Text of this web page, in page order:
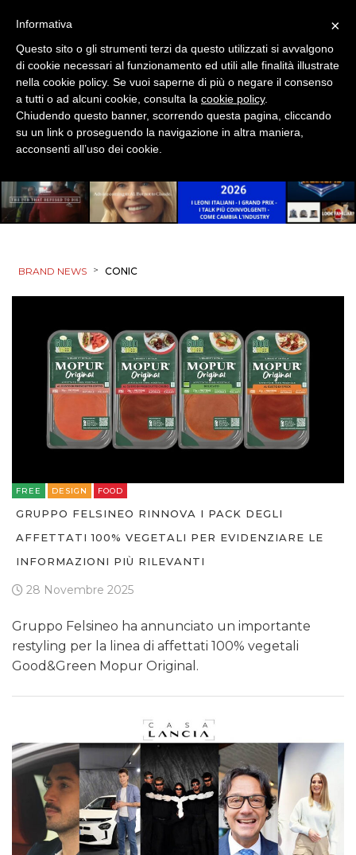
BRAND NEWS > CONIC
FREE DESIGN FOOD
GRUPPO FELSINEO RINNOVA I PACK DEGLI
AFFETTATI 100% VEGETALI PER EVIDENZIARE LE
INFORMAZIONI PIÙ RILEVANTI
28 Novembre 2025
Gruppo Felsineo ha annunciato un importante
restyling per la linea di affettati 100% vegetali
Good&Green Mopur Original.
×
Informativa
Questo sito o gli strumenti terzi da questo utilizzati si avvalgono
di cookie necessari al funzionamento ed utili alle finalità illustrate
nella cookie policy. Se vuoi saperne di più o negare il consenso
a tutti o ad alcuni cookie, consulta la cookie policy.
Chiudendo questo banner, scorrendo questa pagina, cliccando
su un link o proseguendo la navigazione in altra maniera,
acconsenti all’uso dei cookie.